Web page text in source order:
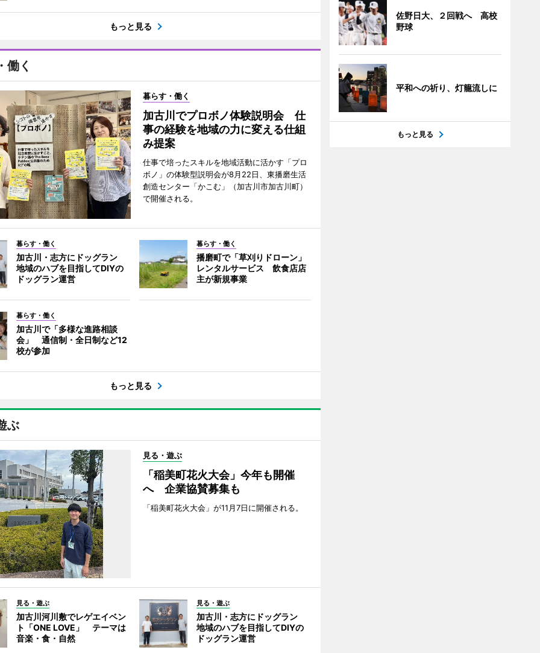
もっと見る
働く
暮らす・働く
加古川でプロボノ体験説明会 仕
事の経験を地域の力に変える仕組
み提案
仕事で培ったスキルを地域活動に活かす「プロ
ボノ」の体験型説明会が8月22日、東播磨生活
創造センター「かこむ」（加古川市加古川町）
で開催される。
暮らす・働く
加古川・志方にドッグラン
地域のハブを目指してDIYの
ドッグラン運営
暮らす・働く
播磨町で「草刈りドローン」
レンタルサービス 飲食店店
主が新規事業
暮らす・働く
加古川で「多様な進路相談
会」 通信制・全日制など12
校が参加
もっと見る
ぶ
見る・遊ぶ
「稲美町花火大会」今年も開催
へ 企業協賛募集も
「稲美町花火大会」が11月7日に開催される。
見る・遊ぶ
加古川河川敷でレゲエイベン
ト「ONE LOVE」 テーマは
音楽・食・自然
見る・遊ぶ
加古川・志方にドッグラン
地域のハブを目指してDIYの
ドッグラン運営
佐野日大、２回戦へ 高校
野球
平和への祈り、灯籠流しに
もっと見る